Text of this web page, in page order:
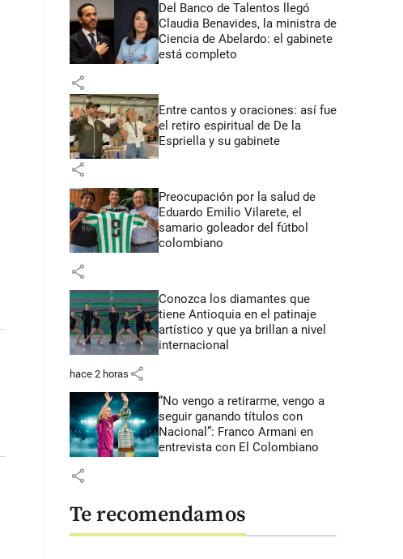
Del Banco de Talentos llegó
Claudia Benavides, la ministra de
Ciencia de Abelardo: el gabinete
está completo
share
Entre cantos y oraciones: así fue
el retiro espiritual de De la
Espriella y su gabinete
share
Preocupación por la salud de
Eduardo Emilio Vilarete, el
samario goleador del fútbol
colombiano
share
Conozca los diamantes que
tiene Antioquia en el patinaje
artístico y que ya brillan a nivel
internacional
hace 2 horas share
“No vengo a retirarme, vengo a
seguir ganando títulos con
Nacional”: Franco Armani en
entrevista con El Colombiano
share
Te recomendamos